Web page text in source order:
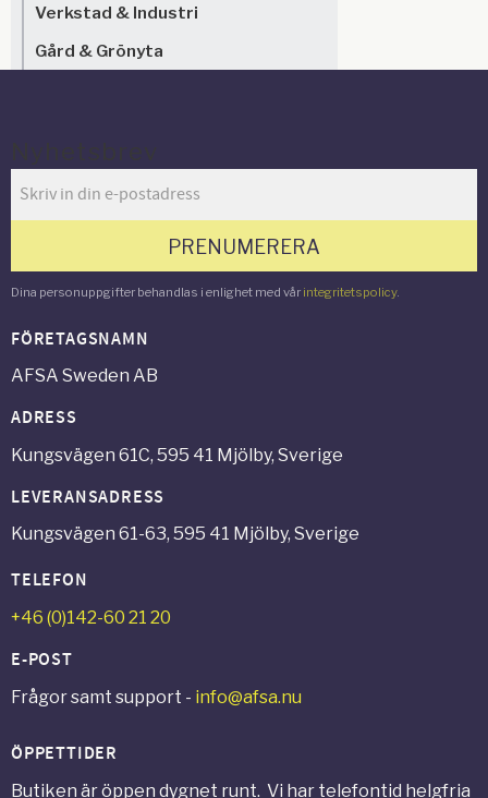
Verkstad & Industri
Gård & Grönyta
PRENUMERERA
Dina personuppgifter behandlas i enlighet med vår integritetspolicy.
FÖRETAGSNAMN
AFSA Sweden AB
ADRESS
Kungsvägen 61C, 595 41 Mjölby, Sverige
LEVERANSADRESS
Kungsvägen 61-63, 595 41 Mjölby, Sverige
TELEFON
+46 (0)142-60 21 20
E-POST
Frågor samt support - info@afsa.nu
ÖPPETTIDER
Butiken är öppen dygnet runt. Vi har telefontid helgfria